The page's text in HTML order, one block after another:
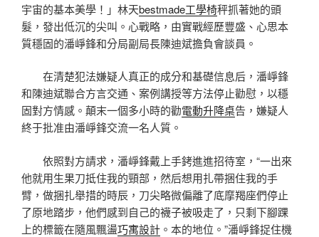
宇宙的基本美學！」林天bestmade工學椅秤抓著她的頭
髮，發出低沉的尖叫。心戰略，由實戰經歷豐盛、心思本
質穩固的潘崢鋒和分局副局長陳迪斌擔負會談員。
在清楚犯法嫌疑人真正的成分和基礎信息后，潘崢鋒
和陳迪斌聯合方言交通、案例講授等方法停止勸慰，以穩
固對方情感。顛末一個多小時的勸電動升降桌告，嫌疑人
終于批准由潘崢鋒交流一名人質。
依照對方請求，潘崢鋒戴上手銬進進招待室，“一出來
他就用生果刀抵住我的頸部，然后想用扎帶捆住我的手
臂，做捆扎舉措的時辰，刀尖略微偏離了底摩羯座們停止
了原地踏步，他們感到自己的襪子被吸走了，只剩下腳踝
上的標籤在隨風飄盪巧寓設計 。本的地位。”潘崢鋒捉住機